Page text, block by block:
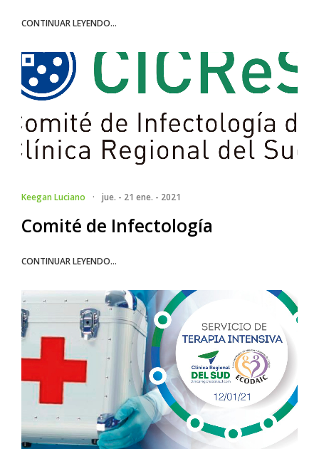
CONTINUAR LEYENDO...
Keegan Luciano · jue. - 21 ene. - 2021
Comité de Infectología
CONTINUAR LEYENDO...